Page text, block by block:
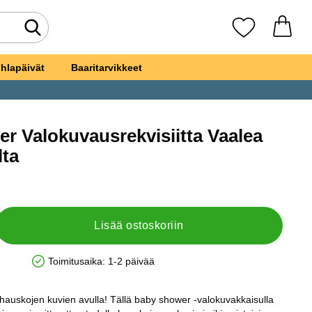
Tee haku Suosikkini
Baaritarvikkeet
Valokuvausrekvisiitta Vaalea
Lisää ostoskoriin
Saatavuus: Varastossa
Toimitusaika: 1-2 päivää
kuvien avulla! Tällä baby shower -valokuvakkaisulla